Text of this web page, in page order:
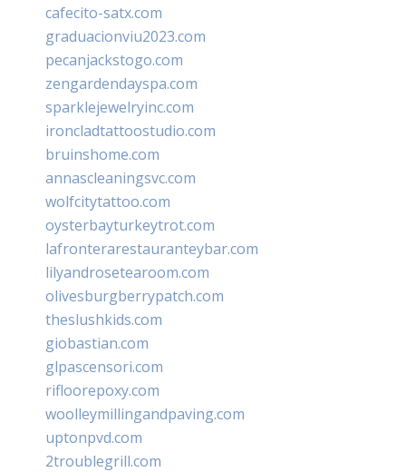
cafecito-satx.com
graduacionviu2023.com
pecanjackstogo.com
zengardendayspa.com
sparklejewelryinc.com
ironcladtattoostudio.com
bruinshome.com
annascleaningsvc.com
wolfcitytattoo.com
oysterbayturkeytrot.com
lafronterarestauranteybar.com
lilyandrosetearoom.com
olivesburgberrypatch.com
theslushkids.com
giobastian.com
glpascensori.com
rifloorepoxy.com
woolleymillingandpaving.com
uptonpvd.com
2troublegrill.com